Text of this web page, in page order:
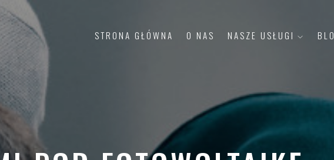
STRONA GŁÓWNA O NAS NASZE USŁUGI